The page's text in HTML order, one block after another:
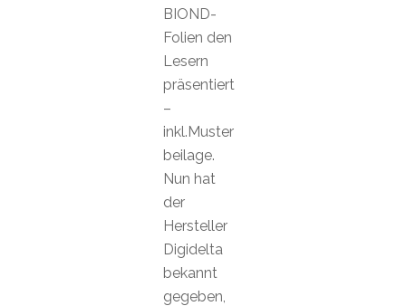
BIOND-
Folien den
Lesern
präsentiert
–
inkl.Muster
beilage.
Nun hat
der
Hersteller
Digidelta
bekannt
gegeben,